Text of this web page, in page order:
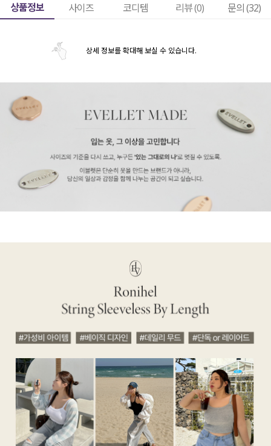
상품정보 사이즈 코디템 리뷰 (0) 문의 (32)
상세 정보를 확대해 보실 수 있습니다.